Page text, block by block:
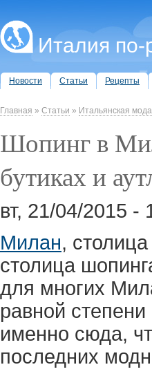
Италия по-
Новости Статьи Рецепты
Главная » Статьи » Итальянская мода
Шопинг в
бутиках и
вт, 21/04/2015
Милан,
столица
для многих
равной
именно сюда,
последних